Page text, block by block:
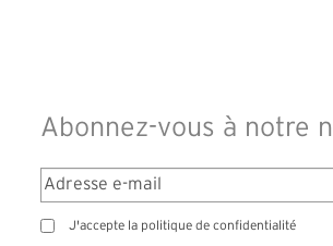
Abonnez-vous à notre
J'accepte la politique de confidentialité